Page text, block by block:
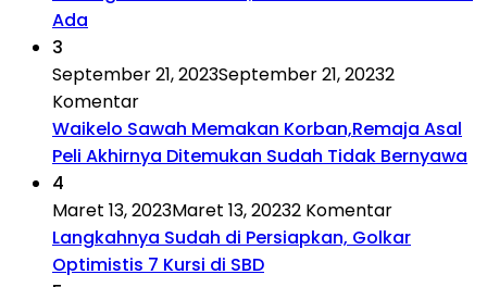
Ada
3
September 21, 2023September 21, 20232
Komentar
Waikelo Sawah Memakan Korban,Remaja Asal
Peli Akhirnya Ditemukan Sudah Tidak Bernyawa
4
Maret 13, 2023Maret 13, 20232 Komentar
Langkahnya Sudah di Persiapkan, Golkar
Optimistis 7 Kursi di SBD